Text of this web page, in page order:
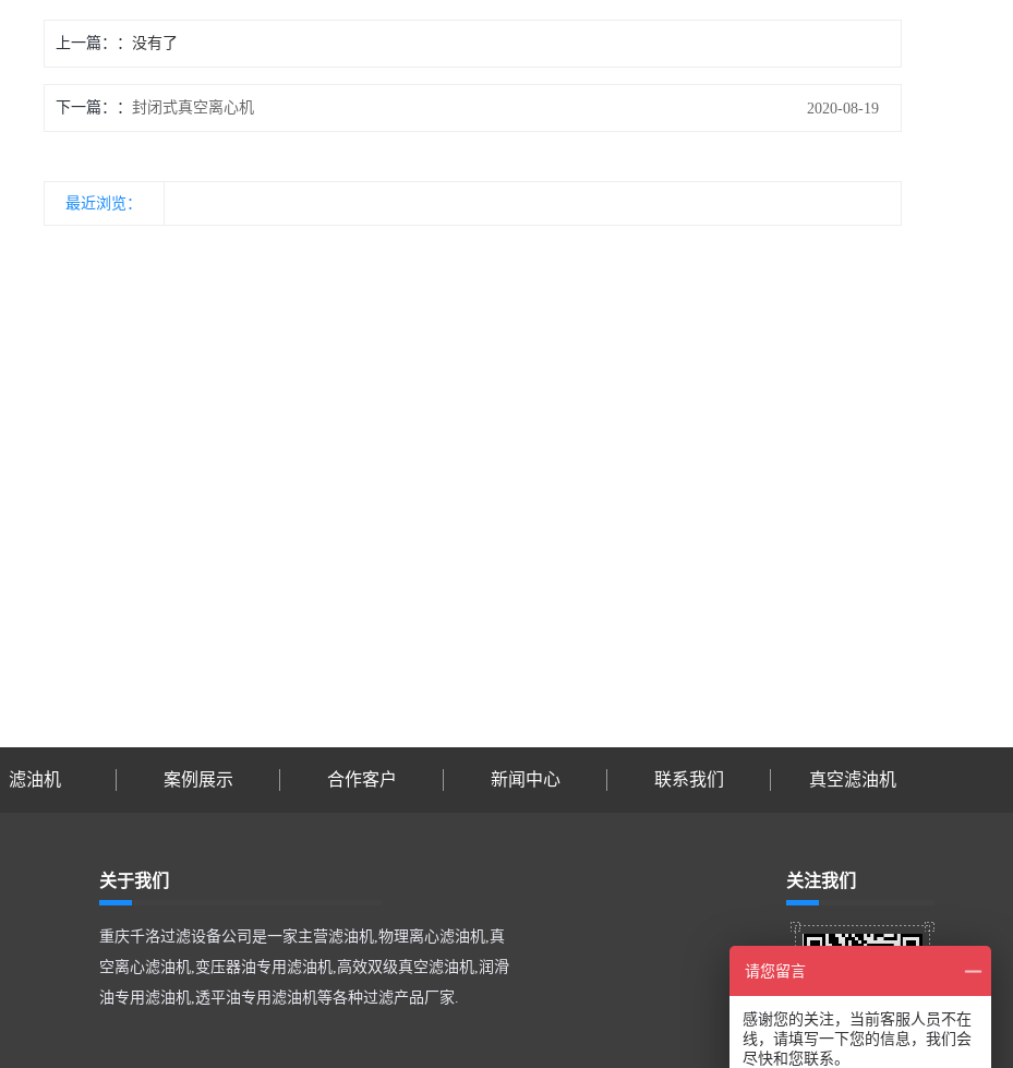
上一篇： 没有了
下一篇： 封闭式真空离心机 2020-08-19
最近浏览：
滤油机 案例展示 合作客户 新闻中心 联系我们 真空滤油机
关于我们
重庆千洛过滤设备公司是一家主营滤油机,物理离心滤油机,真
空离心滤油机,变压器油专用滤油机,高效双级真空滤油机,润滑
油专用滤油机,透平油专用滤油机等各种过滤产品厂家.
关注我们
请您留言
感谢您的关注，当前客服人员不在
线，请填写一下您的信息，我们会
尽快和您联系。